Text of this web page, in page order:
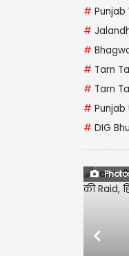
# Punjab
#
#
# Tarn
# Tarn
#
# DIG